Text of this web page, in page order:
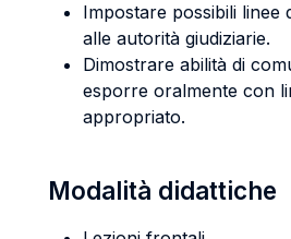
Impostare possibili linee
alle autorità giudiziarie.
Dimostrare abilità di
esporre oralmente con
appropriato.
Modalità didattiche